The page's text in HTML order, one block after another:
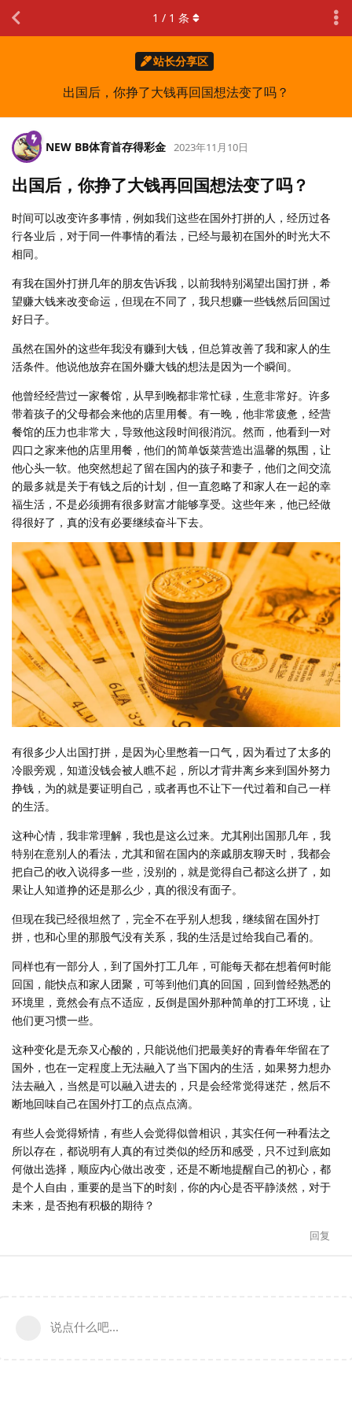
站长分享区
出国后，你挣了大钱再回国想法变了吗？
1 / 1 条
NEW BB体育首存得彩金 2023年11月10日
出国后，你挣了大钱再回国想法变了吗？
时间可以改变许多事情，例如我们这些在国外打拼的人，经历过各
行各业后，对于同一件事情的看法，已经与最初在国外的时光大不
相同。
有我在国外打拼几年的朋友告诉我，以前我特别渴望出国打拼，希
望赚大钱来改变命运，但现在不同了，我只想赚一些钱然后回国过
好日子。
虽然在国外的这些年我没有赚到大钱，但总算改善了我和家人的生
活条件。他说他放弃在国外赚大钱的想法是因为一个瞬间。
他曾经经营过一家餐馆，从早到晚都非常忙碌，生意非常好。许多
带着孩子的父母都会来他的店里用餐。有一晚，他非常疲惫，经营
餐馆的压力也非常大，导致他这段时间很消沉。然而，他看到一对
四口之家来他的店里用餐，他们的简单饭菜营造出温馨的氛围，让
他心头一软。他突然想起了留在国内的孩子和妻子，他们之间交流
的最多就是关于有钱之后的计划，但一直忽略了和家人在一起的幸
福生活，不是必须拥有很多财富才能够享受。这些年来，他已经做
得很好了，真的没有必要继续奋斗下去。
有很多少人出国打拼，是因为心里憋着一口气，因为看过了太多的
冷眼旁观，知道没钱会被人瞧不起，所以才背井离乡来到国外努力
挣钱，为的就是要证明自己，或者再也不让下一代过着和自己一样
的生活。
这种心情，我非常理解，我也是这么过来。尤其刚出国那几年，我
特别在意别人的看法，尤其和留在国内的亲戚朋友聊天时，我都会
把自己的收入说得多一些，没别的，就是觉得自己都这么拼了，如
果让人知道挣的还是那么少，真的很没有面子。
但现在我已经很坦然了，完全不在乎别人想我，继续留在国外打
拼，也和心里的那股气没有关系，我的生活是过给我自己看的。
同样也有一部分人，到了国外打工几年，可能每天都在想着何时能
回国，能快点和家人团聚，可等到他们真的回国，回到曾经熟悉的
环境里，竟然会有点不适应，反倒是国外那种简单的打工环境，让
他们更习惯一些。
这种变化是无奈又心酸的，只能说他们把最美好的青春年华留在了
国外，也在一定程度上无法融入了当下国内的生活，如果努力想办
法去融入，当然是可以融入进去的，只是会经常觉得迷茫，然后不
断地回味自己在国外打工的点点点滴。
有些人会觉得矫情，有些人会觉得似曾相识，其实任何一种看法之
所以存在，都说明有人真的有过类似的经历和感受，只不过到底如
何做出选择，顺应内心做出改变，还是不断地提醒自己的初心，都
是个人自由，重要的是当下的时刻，你的内心是否平静淡然，对于
未来，是否抱有积极的期待？
回复
说点什么吧...